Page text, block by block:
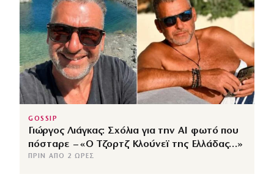
GOSSIP
Γιώργος Λιάγκας: Σχόλια για την ΑΙ φωτό που
πόσταρε – «Ο Τζορτζ Κλούνεϊ της Ελλάδας…»
ΠΡΙΝ ΑΠΌ 2 ΏΡΕΣ